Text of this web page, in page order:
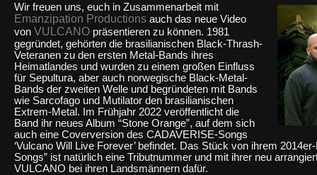
Wir freuen uns, euch in Zusammenarbeit mit
Emanzipation Productions auch das neue Video
von VULCANO präsentieren zu können. 1981
gegründet, gehörten die brasilianischen Black-Thrash-
Veteranen zu den ersten Metal-Bands ihres
Heimatlandes und wurden zu einem großen Einfluss
für Sepultura, aber auch norwegische Black-Metal-
Bands der zweiten Welle und begründeten mit Bands
wie Sarcofago und Mutilator den brasilianischen
Extrem-Metal. Im Frühjahr 2022 veröffentlicht die
Band ihr neues Album “Stone Orange”, auf dem sich
auch eine Coverversion des CADAVERISE-Songs
‘Vulcano Will Live Forever’ befindet. Das Stück von ihrem
Songs” ist natürlich eine Tributnummer und mit ihrer neu
VULCANO bei ihren Landsmännern dafür.